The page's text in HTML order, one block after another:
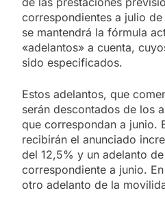
correspondientes a julio
se mantendrá la fórmula
«adelantos» a cuenta,
sido especificados.
Estos adelantos, que
serán descontados de los
que correspondan a junio.
recibirán el anunciado
del 12,5% y un adelanto
correspondiente a junio.
otro adelanto de la